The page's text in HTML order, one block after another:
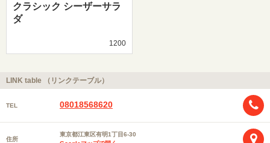
クラシック シーザーサラ
ダ
1200
LINK table （リンクテーブル）
TEL 08018568620
住所
東京都江東区有明1丁目6-30